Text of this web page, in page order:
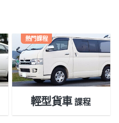
熱門課程
輕型貨車課程